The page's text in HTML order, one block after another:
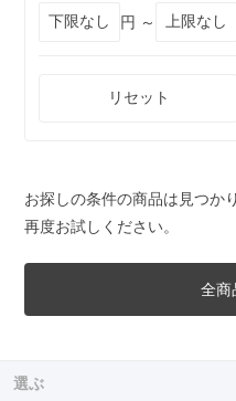
円 ～
リセット
お探しの条件の商品は見つか
再度お試しください。
全商
選ぶ